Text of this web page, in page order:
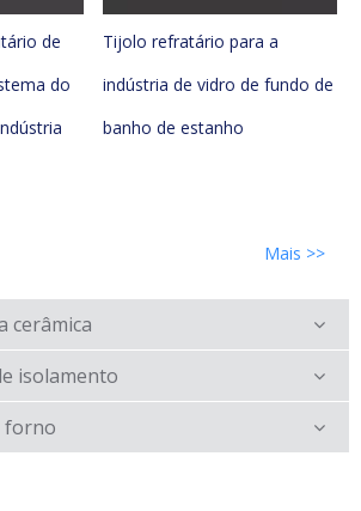
de
do
Tijolo refratário para a
indústria de vidro de fundo de
banho de estanho
Mais >>
cerâmica
isolamento
forno